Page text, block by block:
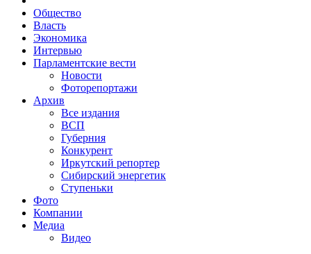
Общество
Власть
Экономика
Интервью
Парламентские вести
Новости
Фоторепортажи
Архив
Все издания
ВСП
Губерния
Конкурент
Иркутский репортер
Сибирский энергетик
Ступеньки
Фото
Компании
Медиа
Видео